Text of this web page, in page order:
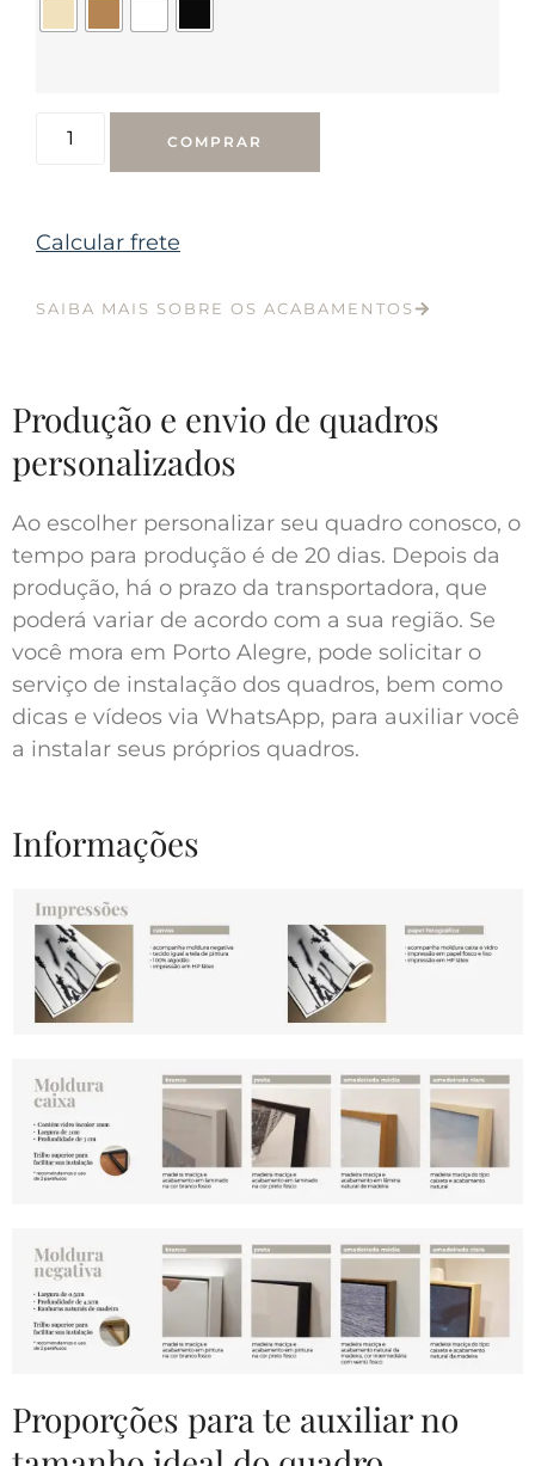
COMPRAR
Calcular frete
SAIBA MAIS SOBRE OS ACABAMENTOS
Produção e envio de quadros
personalizados
Ao escolher personalizar seu quadro conosco, o
tempo para produção é de 20 dias. Depois da
produção, há o prazo da transportadora, que
poderá variar de acordo com a sua região. Se
você mora em Porto Alegre, pode solicitar o
serviço de instalação dos quadros, bem como
dicas e vídeos via WhatsApp, para auxiliar você
a instalar seus próprios quadros.
Informações
Proporções para te auxiliar no